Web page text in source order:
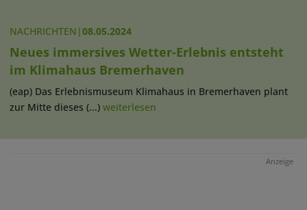
NACHRICHTEN |08.05.2024
Neues immersives Wetter-Erlebnis entsteht
im Klimahaus Bremerhaven
(eap) Das Erlebnismuseum Klimahaus in Bremerhaven plant
zur Mitte dieses (...) weiterlesen
Anzeige